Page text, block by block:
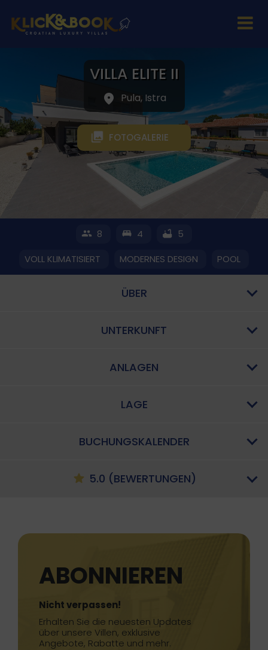
VILLA ELITE II
Pula, Istra
FOTOGALERIE
8 4
5
VOLL KLIMATISIERT
MODERNES DESIGN POOL
ÜBER
UNTERKUNFT
ANLAGEN
LAGE
BUCHUNGSKALENDER
5.0 (BEWERTUNGEN)
ABONNIEREN
Nicht verpassen!
Erhalten Sie die neuesten Updates
über unsere Villen, exklusive
Angebote, Rabatte und mehr.